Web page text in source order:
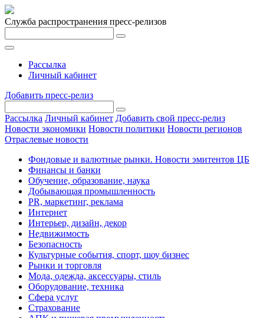
Служба распространения пресс-релизов
Рассылка
Личный кабинет
Добавить пресс-релиз
Рассылка Личный кабинет Добавить свой пресс-релиз
Новости экономики Новости политики Новости регионов
Отраслевые новости
Фондовые и валютные рынки. Новости эмитентов ЦБ
Финансы и банки
Обучение, образование, наука
Добывающая промышленность
PR, маркетинг, реклама
Интернет
Интерьер, дизайн, декор
Недвижимость
Безопасность
Культурные события, спорт, шоу бизнес
Рынки и торговля
Мода, одежда, аксессуары, стиль
Оборудование, техника
Сфера услуг
Страхование